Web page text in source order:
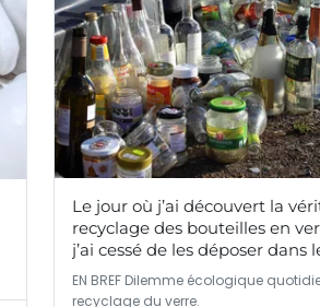
Le jour où j’ai découvert la
recyclage des bouteilles en
j’ai cessé de les déposer dans
EN BREF Dilemme écologique
recyclage du verre.